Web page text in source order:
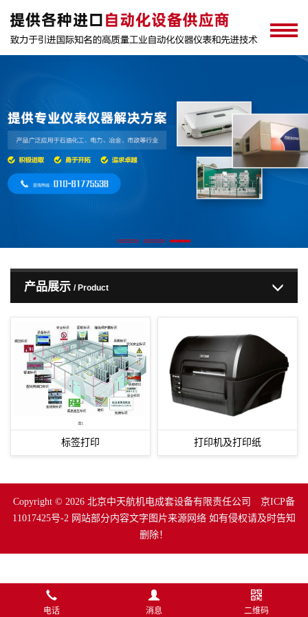
产品展示 / Product
标签打印 打印机及打印纸
Copyright © 2026 北京中天航机电成套设备有限责任公司 京ICP备
11017425号-2 网站部分内容文字图片来源网络 如有侵权请及时告知
删除！
电话 消息 二维码